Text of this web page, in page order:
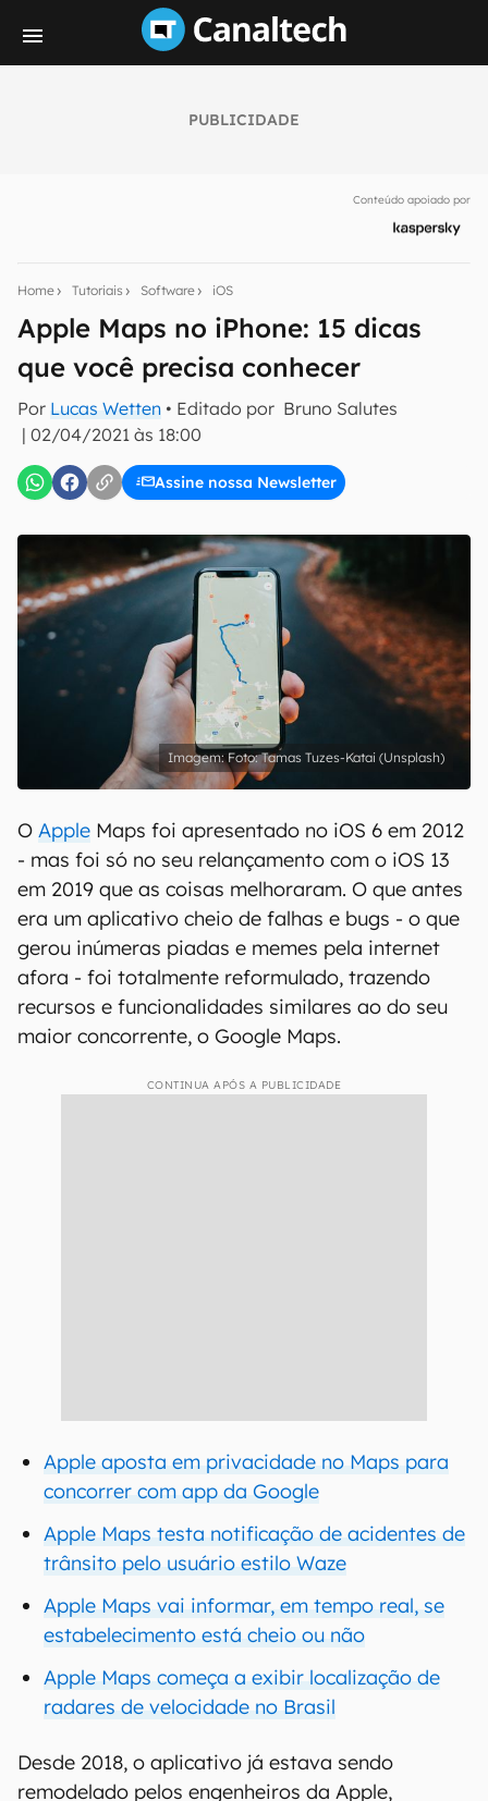
PUBLICIDADE
Conteúdo apoiado por
Home Tutoriais Software iOS
Apple Maps no iPhone: 15 dicas
que você precisa conhecer
Por Lucas Wetten • Editado por Bruno Salutes
| 02/04/2021 às 18:00
Assine nossa Newsletter
notícias e reviews sobre tecnologia em primeira
inscreva-se
Confirmo que li, aceito e concordo com os
Foto: Tamas Tuzes-Katai (Unsplash)
O Apple Maps foi apresentado no iOS 6 em 2012
- mas foi só no seu relançamento com o iOS 13
em 2019 que as coisas melhoraram. O que antes
era um aplicativo cheio de falhas e bugs - o que
gerou inúmeras piadas e memes pela internet
afora - foi totalmente reformulado, trazendo
recursos e funcionalidades similares ao do seu
maior concorrente, o Google Maps.
CONTINUA APÓS A PUBLICIDADE
Apple aposta em privacidade no Maps para
concorrer com app da Google
Apple Maps testa notificação de acidentes de
trânsito pelo usuário estilo Waze
Apple Maps vai informar, em tempo real, se
estabelecimento está cheio ou não
Apple Maps começa a exibir localização de
radares de velocidade no Brasil
Desde 2018, o aplicativo já estava sendo
remodelado pelos engenheiros da Apple,